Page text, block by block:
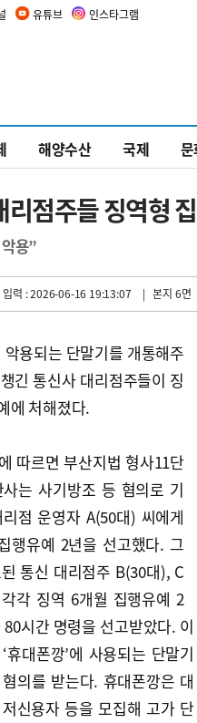
유튜브 인스타그램
해양수산 국제
리점주들 징역형
용”
력 : 2026-06-16 19:13:07 | 본지 6면
악용되는 단말기를 개통해주
긴 통신사 대리점주들이 징
에 처해졌다.
따르면 부산지법 형사11단
는 사기방조 등 혐의로 기
점 운영자 A(50대) 씨에게
행유예 2년을 선고했다. 그
통신 대리점주 B(30대), C
각 징역 6개월 집행유예 2
시간 명령을 선고받았다. 이
휴대폰깡’에 사용되는 단말기
의를 받는다. 휴대폰깡은 대
신용자 등을 모집해 고가 단